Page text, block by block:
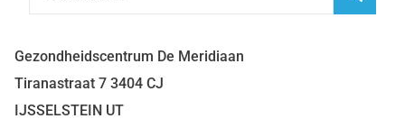
Gezondheidscentrum De Meridiaan
Tiranastraat 7 3404 CJ
IJSSELSTEIN UT